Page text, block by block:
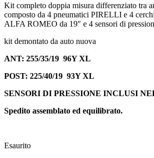
Kit completo doppia misura differenziato tra
composto da 4 pneumatici PIRELLI e 4
ALFA ROMEO da 19″ e 4 sensori di
kit demontato da auto nuova
ANT: 255/35/19 96Y XL
POST: 225/40/19 93Y XL
SENSORI DI PRESSIONE INCLUSI
Spedito assemblato ed equilibrato.
Esaurito